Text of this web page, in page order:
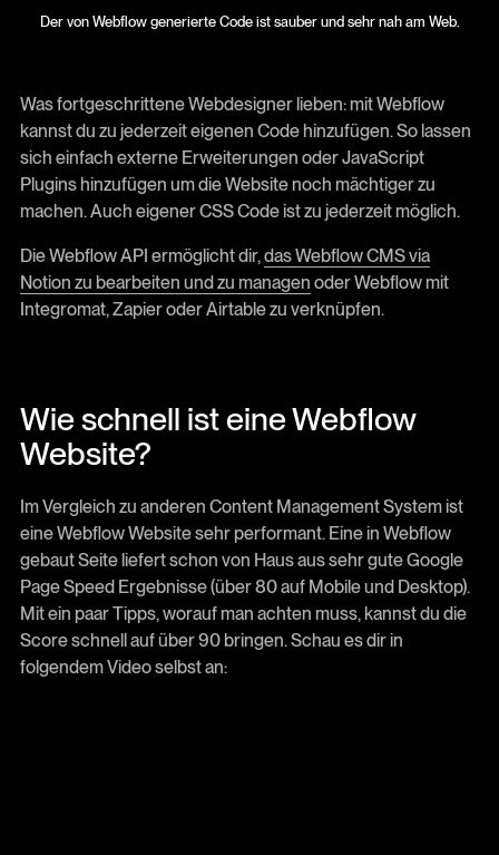
Der von Webflow generierte Code ist sauber und sehr nah am Web.
Was fortgeschrittene Webdesigner lieben: mit Webflow
kannst du zu jederzeit eigenen Code hinzufügen. So lassen
sich einfach externe Erweiterungen oder JavaScript
Plugins hinzufügen um die Website noch mächtiger zu
machen. Auch eigener CSS Code ist zu jederzeit möglich.
Die Webflow API ermöglicht dir,das Webflow CMS via
Notion zu bearbeiten und zu managen oder Webflow mit
Integromat, Zapier oder Airtable zu verknüpfen.
Wie schnell ist eine Webflow
Website?
Im Vergleich zu anderen Content Management System ist
eine Webflow Website sehr performant. Eine in Webflow
gebaut Seite liefert schon von Haus aus sehr gute Google
Page Speed Ergebnisse (über 80 auf Mobile und Desktop).
Mit ein paar Tipps, worauf man achten muss, kannst du die
Score schnell auf über 90 bringen. Schau es dir in
folgendem Video selbst an: